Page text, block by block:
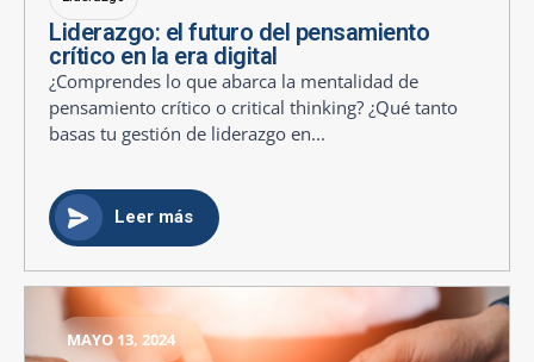
Liderazgo: el futuro del pensamiento
crítico en la era digital
¿Comprendes lo que abarca la mentalidad de
pensamiento crítico o critical thinking? ¿Qué tanto
basas tu gestión de liderazgo en...
Leer más
MAYO 13, 2024